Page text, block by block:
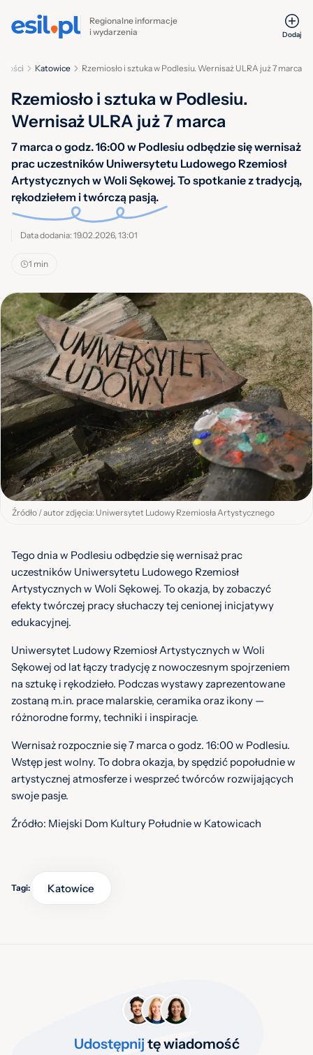
Regionalne informacje
i wydarzenia
Dodaj
Rzemiosło i sztuka w Podlesiu. Wernisaż ULRA już 7 marca
Katowice
Rzemiosło i sztuka w Podlesiu.
Wernisaż ULRA już 7 marca
7 marca o godz. 16:00 w Podlesiu odbędzie się wernisaż
prac uczestników Uniwersytetu Ludowego Rzemiosł
Artystycznych w Woli Sękowej. To spotkanie z tradycją,
rękodziełem i twórczą pasją.
Data dodania: 19.02.2026, 13:01
1 min
Źródło / autor zdjęcia: Uniwersytet Ludowy Rzemiosła Artystycznego
Tego dnia w Podlesiu odbędzie się wernisaż prac
uczestników Uniwersytetu Ludowego Rzemiosł
Artystycznych w Woli Sękowej. To okazja, by zobaczyć
efekty twórczej pracy słuchaczy tej cenionej inicjatywy
edukacyjnej.
Uniwersytet Ludowy Rzemiosł Artystycznych w Woli
Sękowej od lat łączy tradycję z nowoczesnym spojrzeniem
na sztukę i rękodzieło. Podczas wystawy zaprezentowane
zostaną m.in. prace malarskie, ceramika oraz ikony —
różnorodne formy, techniki i inspiracje.
Wernisaż rozpocznie się 7 marca o godz. 16:00 w Podlesiu.
Wstęp jest wolny. To dobra okazja, by spędzić popołudnie w
artystycznej atmosferze i wesprzeć twórców rozwijających
swoje pasje.
Źródło: Miejski Dom Kultury Południe w Katowicach
Tagi: Katowice
Udostępnij tę wiadomość